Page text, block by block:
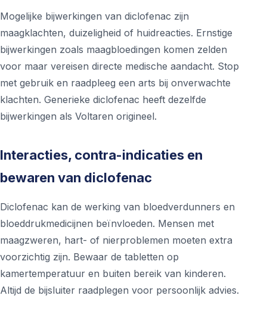
Mogelijke bijwerkingen van diclofenac zijn
maagklachten, duizeligheid of huidreacties. Ernstige
bijwerkingen zoals maagbloedingen komen zelden
voor maar vereisen directe medische aandacht. Stop
met gebruik en raadpleeg een arts bij onverwachte
klachten. Generieke diclofenac heeft dezelfde
bijwerkingen als Voltaren origineel.
Interacties, contra-indicaties en
bewaren van diclofenac
Diclofenac kan de werking van bloedverdunners en
bloeddrukmedicijnen beïnvloeden. Mensen met
maagzweren, hart- of nierproblemen moeten extra
voorzichtig zijn. Bewaar de tabletten op
kamertemperatuur en buiten bereik van kinderen.
Altijd de bijsluiter raadplegen voor persoonlijk advies.